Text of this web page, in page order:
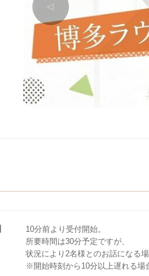
△
10分前より受付開始。
所要時間は30分予定ですが、
状況により2名様とのお話になる
※開始時刻から10分以上遅れる場